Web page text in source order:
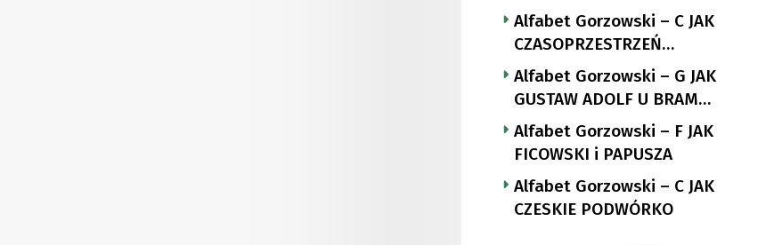
Alfabet Gorzowski – C JAK
CZASOPRZESTRZEŃ
NUTTGENSA
Alfabet Gorzowski – G JAK
GUSTAW ADOLF U BRAM
LANDSBERGA
Alfabet Gorzowski – F JAK
FICOWSKI i PAPUSZA
Alfabet Gorzowski – C JAK
CZESKIE PODWÓRKO